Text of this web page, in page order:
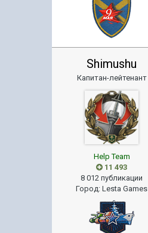
Shimushu
Капитан-лейтенант
Help Team
11 493
8 012 публикации
Город:Lesta Games